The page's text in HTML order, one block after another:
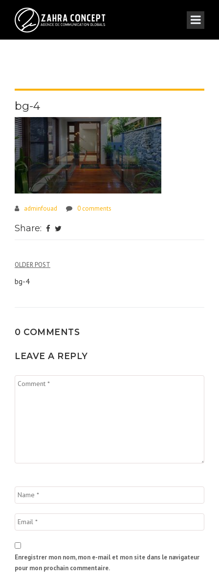
bg-4
adminfouad 0 comments
Share:
Navigation
de
OLDER POST
bg-4
0 COMMENTS
LEAVE A REPLY
Enregistrer mon nom, mon e-mail et mon site dans le navigateur
pour mon prochain commentaire.